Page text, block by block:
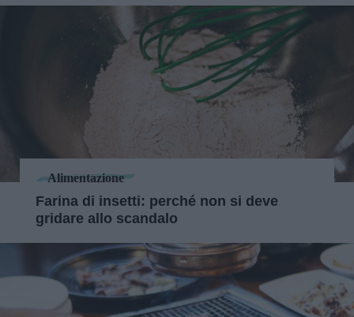
Alimentazione
Farina di insetti: perché non si deve
gridare allo scandalo